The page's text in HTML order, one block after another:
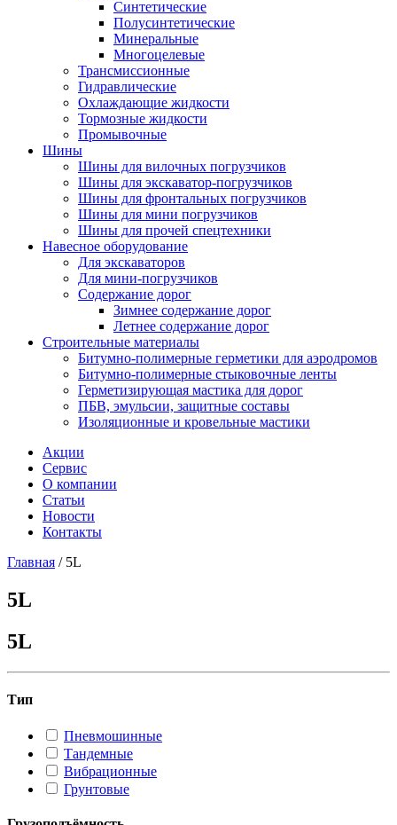
Синтетические
Полусинтетические
Минеральные
Многоцелевые
Трансмиссионные
Гидравлические
Охлаждающие жидкости
Тормозные жидкости
Промывочные
Шины
Шины для вилочных погрузчиков
Шины для экскаватор-погрузчиков
Шины для фронтальных погрузчиков
Шины для мини погрузчиков
Шины для прочей спецтехники
Навесное оборудование
Для экскаваторов
Для мини-погрузчиков
Содержание дорог
Зимнее содержание дорог
Летнее содержание дорог
Строительные материалы
Битумно-полимерные герметики для аэродромов
Битумно-полимерные стыковочные ленты
Герметизирующая мастика для дорог
ПБВ, эмульсии, защитные составы
Изоляционные и кровельные мастики
Акции
Сервис
О компании
Статьи
Новости
Контакты
Главная / 5L
5L
5L
Тип
Пневмошинные
Тандемные
Вибрационные
Грунтовые